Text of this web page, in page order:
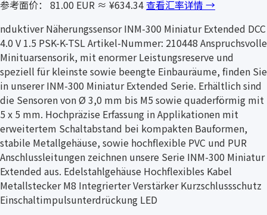
参考面价： 81.00 EUR ≈ ¥634.34查看汇率详情 →
nduktiver Näherungssensor INM-300 Miniatur Extended DCC
4.0 V 1.5 PSK-K-TSL Artikel-Nummer: 210448 Anspruchsvolle
Minituarsensorik, mit enormer Leistungsreserve und
speziell für kleinste sowie beengte Einbauräume, finden Sie
in unserer INM-300 Miniatur Extended Serie. Erhältlich sind
die Sensoren von Ø 3,0 mm bis M5 sowie quaderförmig mit
5 x 5 mm. Hochpräzise Erfassung in Applikationen mit
erweitertem Schaltabstand bei kompakten Bauformen,
stabile Metallgehäuse, sowie hochflexible PVC und PUR
Anschlussleitungen zeichnen unsere Serie INM-300 Miniatur
Extended aus. Edelstahlgehäuse Hochflexibles Kabel
Metallstecker M8 Integrierter Verstärker Kurzschlussschutz
Einschaltimpulsunterdrückung LED